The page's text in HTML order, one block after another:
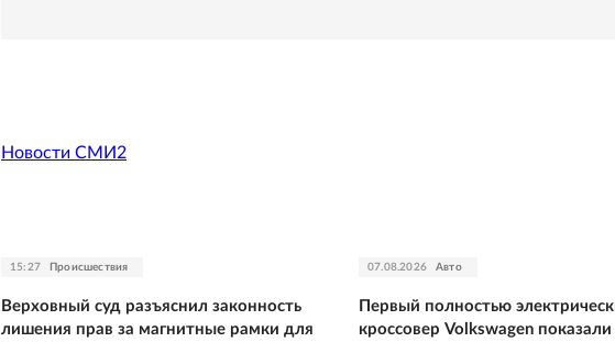
Новости СМИ2
15:27 Происшествия
Верховный суд разъяснил законность
лишения прав за магнитные рамки для
07.08.2026 Авто
Первый полностью
кроссовер Volkswagen